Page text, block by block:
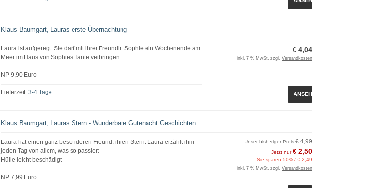
Klaus Baumgart, Lauras erste Übernachtung
Laura ist aufgeregt: Sie darf mit ihrer Freundin Sophie ein Wochenende am
Meer im Haus von Sophies Tante verbringen.
NP 9,90 Euro
Lieferzeit:3-4 Tage
€ 4,04
inkl. 7 % MwSt. zzgl. Versandkosten
ANSEHEN
Klaus Baumgart, Lauras Stern - Wunderbare Gutenacht Geschichten
Laura hat einen ganz besonderen Freund: ihren Stern. Laura erzählt ihm
jeden Tag von allem, was so passiert
Hülle leicht beschädigt
NP 7,99 Euro
Unser bisheriger Preis € 4,99
Jetzt nur€ 2,50
Sie sparen 50% / € 2,49
inkl. 7 % MwSt. zzgl. Versandkosten